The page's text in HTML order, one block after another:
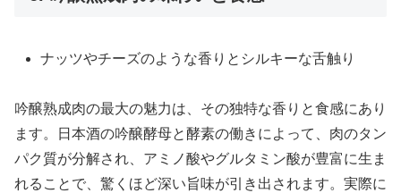
ナッツやチーズのような香りとシルキーな舌触り
吟醸熟成肉の最大の魅力は、その独特な香りと食感にあり
ます。日本酒の吟醸酵母と酵素の働きによって、肉のタン
パク質が分解され、アミノ酸やグルタミン酸が豊富に生ま
れることで、驚くほど深い旨味が引き出されます。実際に